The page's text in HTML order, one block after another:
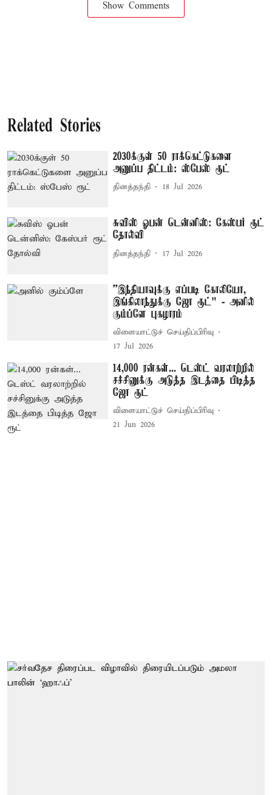
Show Comments
Related Stories
2030க்குள் 50 ராக்கெட்டுகளை
அனுப்ப திட்டம்: ஸ்பேஸ் ரூட்
தினத்தந்தி 18 Jul 2026
சுவிஸ் ஓபன் டென்னிஸ்: கேஸ்பர் ரூட்
தோல்வி
தினத்தந்தி 17 Jul 2026
’’இந்தியாவுக்கு எப்படி கோலியோ,
இங்கிலாந்துக்கு ஜோ ரூட்" - அனில்
கும்ப்ளே புகழாரம்
விளையாட்டுச் செய்திப்பிரிவு
17 Jul 2026
14,000 ரன்கள்... டெஸ்ட் வரலாற்றில்
சச்சினுக்கு அடுத்த இடத்தை பிடித்த
ஜோ ரூட்
விளையாட்டுச் செய்திப்பிரிவு
21 Jun 2026